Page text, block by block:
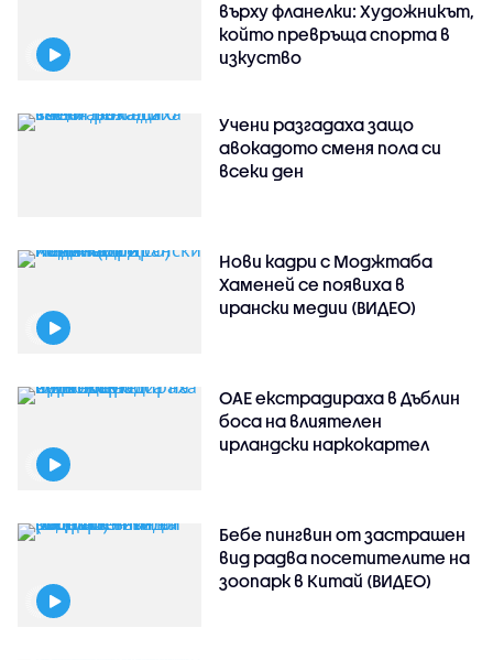
върху фланелки: Художникът,
който превръща спорта в
изкуство
Учени разгадаха защо
авокадото сменя пола си
всеки ден
Нови кадри с Моджтаба
Хаменей се появиха в
ирански медии (ВИДЕО)
ОАЕ екстрадираха в Дъблин
боса на влиятелен
ирландски наркокартел
Бебе пингвин от застрашен
вид радва посетителите на
зоопарк в Китай (ВИДЕО)